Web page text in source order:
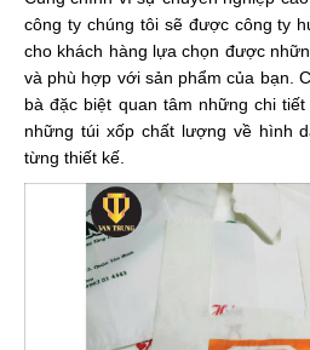
công ty chúng tôi sẽ được công ty
cho khách hàng lựa chọn được
và phù hợp với sản phẩm của bạn.
bà đặc biệt quan tâm những chi
những túi xốp chất lượng về hình
từng thiết kế.